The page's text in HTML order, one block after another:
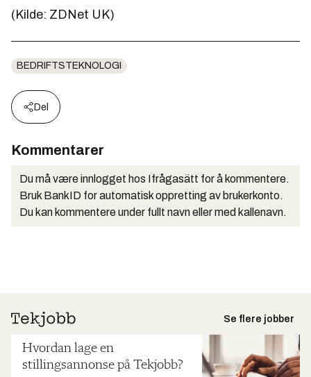
( Kilde: ZDNet UK)
BEDRIFTSTEKNOLOGI
Del
Kommentarer
Du må være innlogget hos Ifrågasätt for å kommentere.
Bruk BankID for automatisk oppretting av brukerkonto.
Du kan kommentere under fullt navn eller med kallenavn.
Se flere jobber
Hvordan lage en
stillingsannonse på Tekjobb?